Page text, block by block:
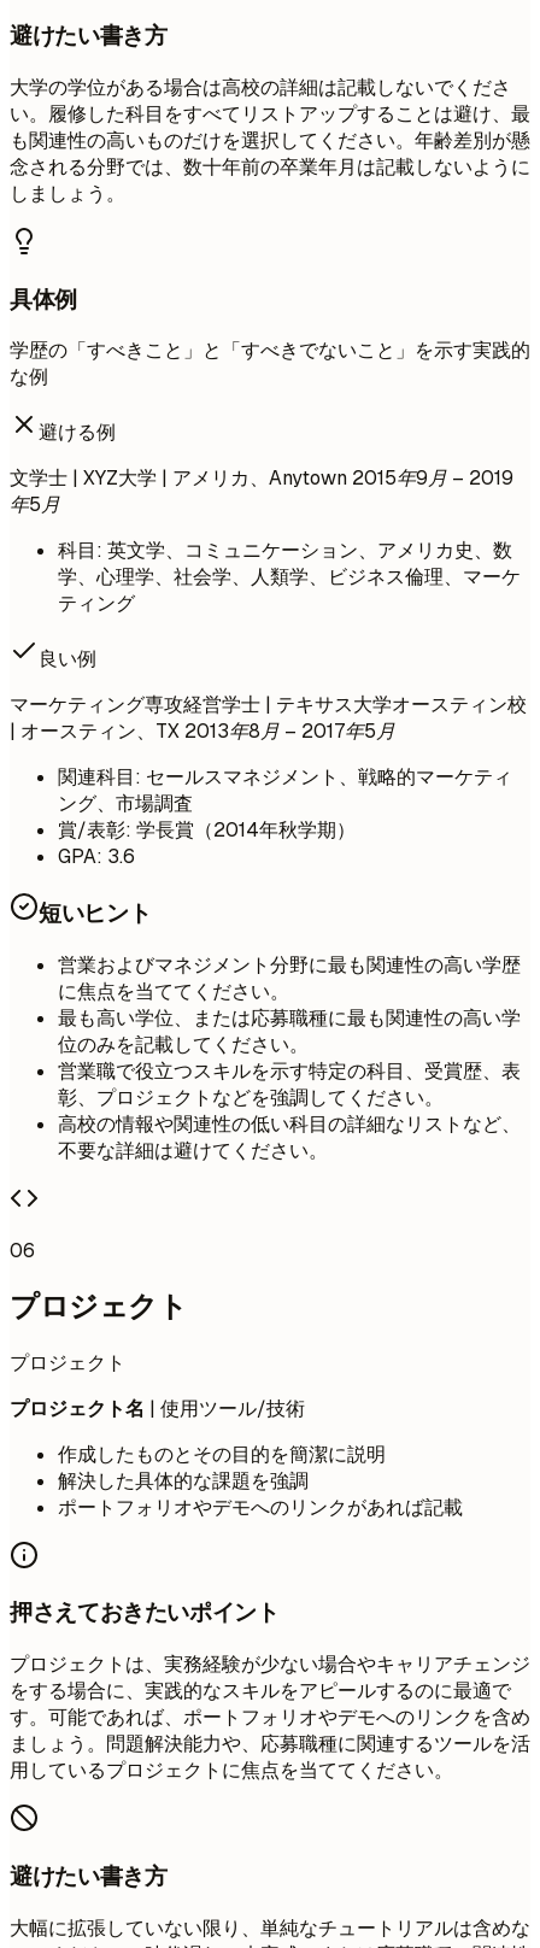
避けたい書き方
大学の学位がある場合は高校の詳細は記載しないでくださ
い。履修した科目をすべてリストアップすることは避け、最
も関連性の高いものだけを選択してください。年齢差別が懸
念される分野では、数十年前の卒業年月は記載しないように
しましょう。
具体例
学歴の「すべきこと」と「すべきでないこと」を示す実践的
な例
避ける例
文学士 | XYZ大学 | アメリカ、Anytown 2015年9月 – 2019
年5月
科目: 英文学、コミュニケーション、アメリカ史、数
学、心理学、社会学、人類学、ビジネス倫理、マーケ
ティング
良い例
マーケティング専攻経営学士 | テキサス大学オースティン校
| オースティン、TX 2013年8月 – 2017年5月
関連科目: セールスマネジメント、戦略的マーケティ
ング、市場調査
賞/表彰: 学長賞（2014年秋学期）
GPA: 3.6
短いヒント
営業およびマネジメント分野に最も関連性の高い学歴
に焦点を当ててください。
最も高い学位、または応募職種に最も関連性の高い学
位のみを記載してください。
営業職で役立つスキルを示す特定の科目、受賞歴、表
彰、プロジェクトなどを強調してください。
高校の情報や関連性の低い科目の詳細なリストなど、
不要な詳細は避けてください。
06
プロジェクト
プロジェクト
プロジェクト名 | 使用ツール/技術
作成したものとその目的を簡潔に説明
解決した具体的な課題を強調
ポートフォリオやデモへのリンクがあれば記載
押さえておきたいポイント
プロジェクトは、実務経験が少ない場合やキャリアチェンジ
をする場合に、実践的なスキルをアピールするのに最適で
す。可能であれば、ポートフォリオやデモへのリンクを含め
ましょう。問題解決能力や、応募職種に関連するツールを活
用しているプロジェクトに焦点を当ててください。
避けたい書き方
大幅に拡張していない限り、単純なチュートリアルは含めな